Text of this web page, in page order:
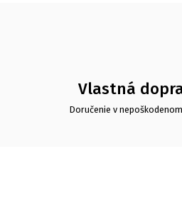
Vlastná
Doručenie v